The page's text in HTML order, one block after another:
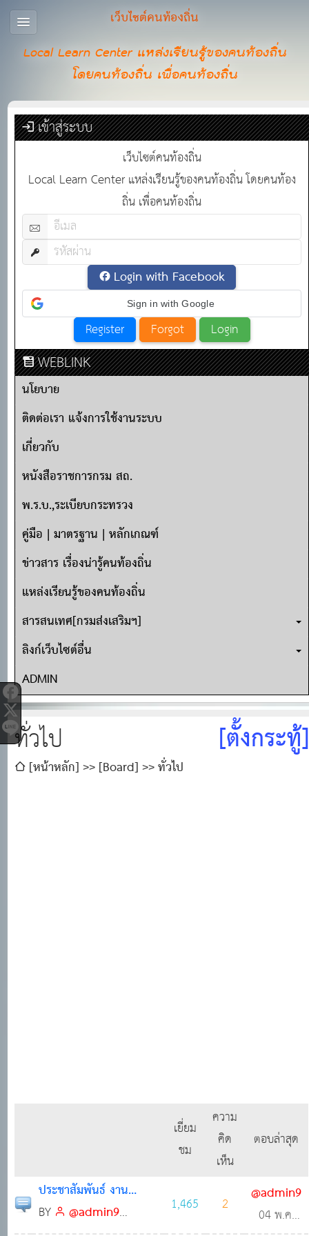
เว็บไซต์คนท้องถิ่น
Local Learn Center แหล่งเรียนรู้ของคนท้องถิ่น
โดยคนท้องถิ่น เพื่อคนท้องถิ่น
เข้าสู่ระบบ
เว็บไซต์คนท้องถิ่น
Local Learn Center แหล่งเรียนรู้ของคนท้องถิ่น โดยคนท้อง
ถิ่น เพื่อคนท้องถิ่น
Login with Facebook
Sign in with Google
WEBLINK
นโยบาย
ติดต่อเรา แจ้งการใช้งานระบบ
เกี่ยวกับ
หนังสือราชการกรม สถ.
พ.ร.บ.,ระเบียบกระทรวง
คู่มือ | มาตรฐาน | หลักเกณฑ์
ข่าวสาร เรื่องน่ารู้คนท้องถิ่น
แหล่งเรียนรู้ของคนท้องถิ่น
สารสนเทศ[กรมส่งเสริมฯ]
ลิงก์เว็บไซต์อื่น
ADMIN
ทั่วไป [ตั้งกระทู้]
[หน้าหลัก] [Board] ทั่วไป
เยี่ยม
ชม
ความ
คิด
เห็น
ตอบล่าสุด
ประชาสัมพันธ์ งาน
เทศกาล ปี 2566
BY @admin9 1,465 2 @admin9
04 พ.ค.